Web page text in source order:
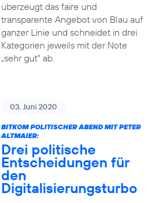
überzeugt das faire und
transparente Angebot von Blau auf
ganzer Linie und schneidet in drei
Kategorien jeweils mit der Note
„sehr gut“ ab.
03. Juni 2020
BITKOM POLITISCHER ABEND MIT PETER
ALTMAIER:
Drei politische
Entscheidungen für
den
Digitalisierungsturbo